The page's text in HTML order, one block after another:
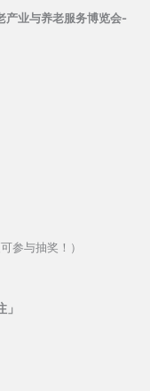
产业与养老服务博览会-
参与抽奖！）